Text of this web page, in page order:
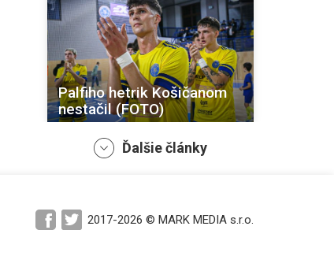
Palfiho hetrik Košičanom
nestačil (FOTO)
Ďalšie články
2017-2026 © MARK MEDIA s.r.o.